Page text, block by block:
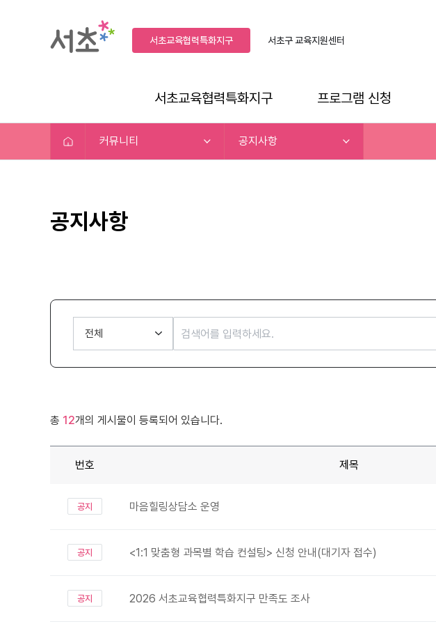
서초교육협력특화지구 서초구교육지원센터
서초교육협력특화지구 프로그램 신청
커뮤니티 공지사항
공지사항
총 12개의 게시물이 등록되어 있습니다.
번호 제목
공지 마음힐링상담소 운영
공지 <1:1 맞춤형 과목별 학습 컨설팅> 신청 안내(대기자 접수)
공지 2026 서초교육협력특화지구 만족도 조사